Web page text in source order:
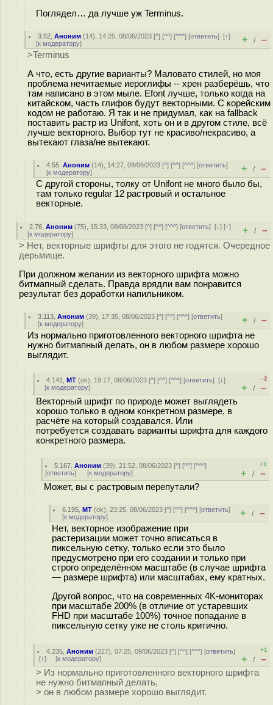
Поглядел… да лучше уж Terminus.
3.52 ,Аноним (14), 14:25, 08/06/2023 [^] [^^] [^^^] [ответить][↑]
[к модератору] + / –
>Terminus
А что, есть другие варианты? Маловато стилей, но моя
проблема нечитаемые иероглифы -- хрен разберёшь, что
там написано в этом мыле. Efont лучше, только когда на
китайском, часть глифов будут векторными. С корейским
кодом не работаю. Я так и не придумал, как на fallback
поставить растр из Unifont, хоть он и в другом стиле, всё
лучше векторного. Выбор тут не красиво/некрасиво, а
вытекают глаза/не вытекают.
4.55 ,Аноним (14), 14:27, 08/06/2023 [^] [^^] [^^^] [ответить]
[к модератору] + / –
С другой стороны, толку от Unifont не много было бы,
там только regular 12 растровый и остальное
векторные.
2.76 ,Аноним (75), 15:33, 08/06/2023 [^] [^^] [^^^] [ответить][↓] [↑]
[к модератору] + / –
> Нет, векторные шрифты для этого не годятся. Очередное
дерьмище.
При должном желании из векторного шрифта можно
битмапный сделать. Правда врядли вам понравится
результат без доработки напильником.
3.113 ,Аноним (39), 17:35, 08/06/2023 [^] [^^] [^^^] [ответить]
[к модератору] + / –
Из нормально приготовленного векторного шрифта не
нужно битмапный делать, он в любом размере хорошо
выглядит.
4.141 ,MT (ok), 19:17, 08/06/2023 [^] [^^] [^^^] [ответить][↓]
[к модератору]
–2
+ / –
Векторный шрифт по природе может выглядеть
хорошо только в одном конкретном размере, в
расчёте на который создавался. Или
потребуется создавать варианты шрифта для каждого
конкретного размера.
5.167 ,Аноним (39), 21:52, 08/06/2023 [^] [^^] [^^^]
[ответить] [к модератору]
+1
+ / –
Может, вы с растровым перепутали?
6.195 ,MT (ok), 23:25, 08/06/2023 [^] [^^] [^^^] [ответить]
[к модератору] + / –
Нет, векторное изображение при
растеризации может точно вписаться в
пиксельную сетку, только если это было
предусмотрено при его создании и только при
строго определённом масштабе (в случае шрифта
— размере шрифта) или масштабах, ему кратных.
Другой вопрос, что на современных 4K-мониторах
при масштабе 200% (в отличие от устаревших
FHD при масштабе 100%) точное попадание в
пиксельную сетку уже не столь критично.
4.235 ,Аноним (227), 07:25, 09/06/2023 [^] [^^] [^^^] [ответить]
[↑] [к модератору]
+1
+ / –
> Из нормально приготовленного векторного шрифта
не нужно битмапный делать,
> он в любом размере хорошо выглядит.